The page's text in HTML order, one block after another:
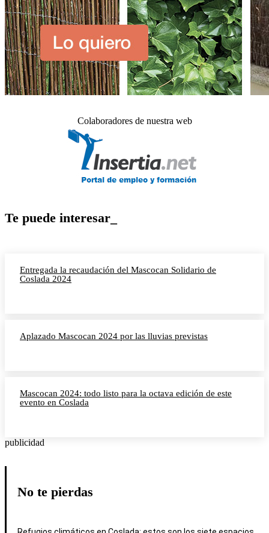
Colaboradores de nuestra web
Te puede interesar_
Entregada la recaudación del Mascocan Solidario de
Coslada 2024
Aplazado Mascocan 2024 por las lluvias previstas
Mascocan 2024: todo listo para la octava edición de este
evento en Coslada
publicidad
No te pierdas